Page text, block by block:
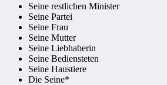
Seine restlichen Minister
Seine Partei
Seine Frau
Seine Mutter
Seine Liebhaberin
Seine Bediensteten
Seine Haustiere
Die Seine*